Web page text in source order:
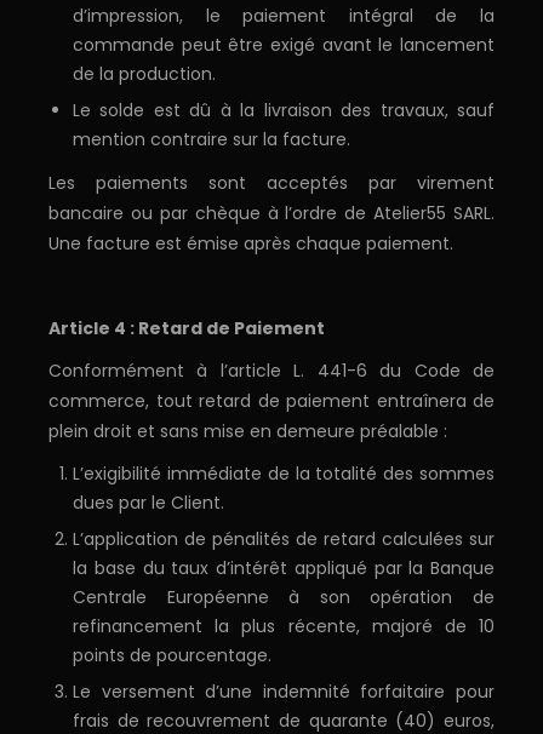
d’impression, le paiement intégral de la
commande peut être exigé avant le lancement
de la production.
Le solde est dû à la livraison des travaux, sauf
mention contraire sur la facture.
Les paiements sont acceptés par virement
bancaire ou par chèque à l’ordre de Atelier55 SARL.
Une facture est émise après chaque paiement.
Article 4 : Retard de Paiement
Conformément à l’article L. 441-6 du Code de
commerce, tout retard de paiement entraînera de
plein droit et sans mise en demeure préalable :
L’exigibilité immédiate de la totalité des sommes
dues par le Client.
L’application de pénalités de retard calculées sur
la base du taux d’intérêt appliqué par la Banque
Centrale Européenne à son opération de
refinancement la plus récente, majoré de 10
points de pourcentage.
Le versement d’une indemnité forfaitaire pour
frais de recouvrement de quarante (40) euros,